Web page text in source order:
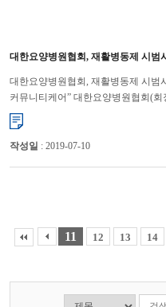
대한요양병원협회, 재활병동제 시범
대한요양병원협회, 재활병동제 시범
커뮤니티케어” 대한요양병원협회(
회복기재활을 허용해야 재활난민과
작성일 : 2019-07-10
11 12 13 14